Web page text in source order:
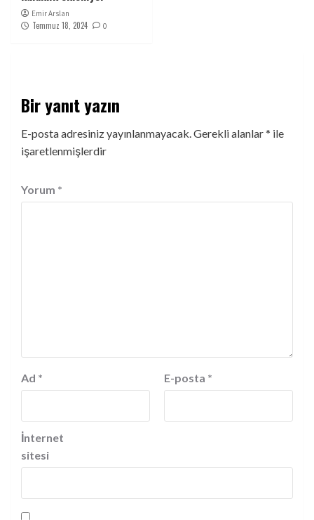
Emir Arslan
Temmuz 18, 2024 0
Bir yanıt yazın
E-posta adresiniz yayınlanmayacak.Gerekli alanlar* ile
işaretlenmişlerdir
Yorum *
Ad * E-posta *
İnternet
sitesi